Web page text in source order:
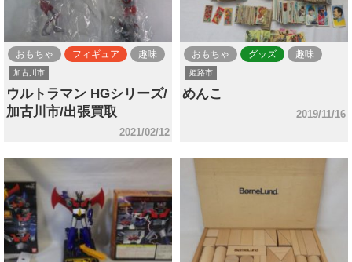
おもちゃ フィギュア 趣味
加古川市
ウルトラマン HGシリーズ/
加古川市/出張買取
2021/02/12
おもちゃ グッズ 趣味
姫路市
めんこ
2019/11/16